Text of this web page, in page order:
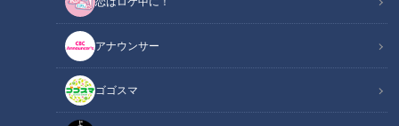
アナウンサー
ゴゴスマ